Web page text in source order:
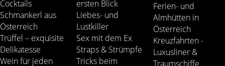
Cocktails
Schmankerl aus
Österreich
Trüffel – exquisite
Delikatesse
Wein für jeden
ersten Blick
Liebes- und
Lustkiller
Sex mit dem Ex
Straps & Strümpfe
Tricks beim
Ferien- und
Almhütten in
Österreich
Kreuzfahrten -
Luxusliner &
Traumschiffe